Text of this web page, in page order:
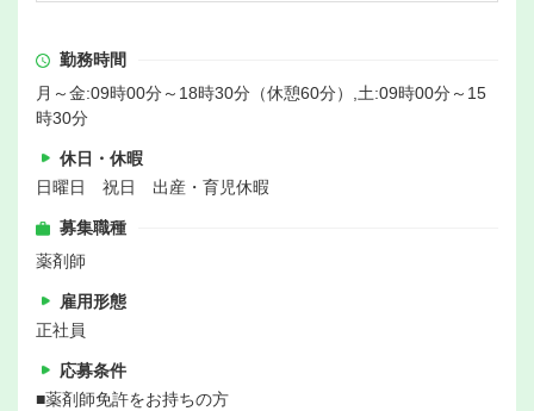
勤務時間
月～金:09時00分～18時30分（休憩60分）,土:09時00分～15
時30分
休日・休暇
日曜日 祝日 出産・育児休暇
募集職種
薬剤師
雇用形態
正社員
応募条件
■薬剤師免許をお持ちの方